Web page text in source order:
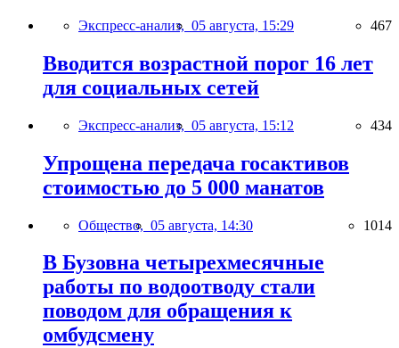
Экспресс-анализ, 05 августа, 15:29 467
Вводится возрастной порог 16 лет
для социальных сетей
Экспресс-анализ, 05 августа, 15:12 434
Упрощена передача госактивов
стоимостью до 5 000 манатов
Общество, 05 августа, 14:30 1014
В Бузовна четырехмесячные
работы по водоотводу стали
поводом для обращения к
омбудсмену